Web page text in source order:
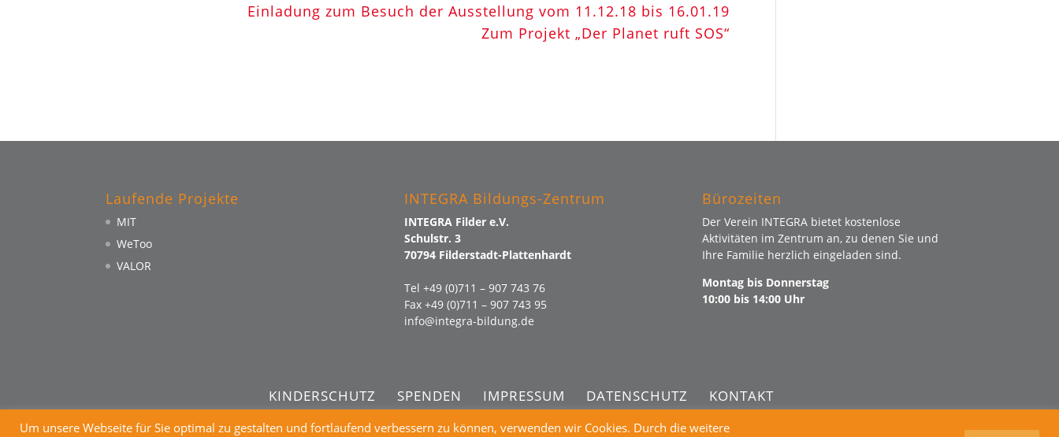
Einladung zum Besuch der Ausstellung vom 11.12.18 bis 16.01.19
Zum Projekt „Der Planet ruft SOS“
Laufende Projekte
MIT
WeToo
VALOR
INTEGRA Bildungs-Zentrum
INTEGRA Filder e.V.
Schulstr. 3
70794 Filderstadt-Plattenhardt
Tel +49 (0)711 – 907 743 76
Fax +49 (0)711 – 907 743 95
info@integra-bildung.de
Bürozeiten
Der Verein INTEGRA bietet kostenlose
Aktivitäten im Zentrum an, zu denen Sie und
Ihre Familie herzlich eingeladen sind.
Montag bis Donnerstag
10:00 bis 14:00 Uhr
KINDERSCHUTZ SPENDEN IMPRESSUM DATENSCHUTZ KONTAKT
Um unsere Webseite für Sie optimal zu gestalten und fortlaufend verbessern zu können, verwenden wir Cookies. Durch die weitere